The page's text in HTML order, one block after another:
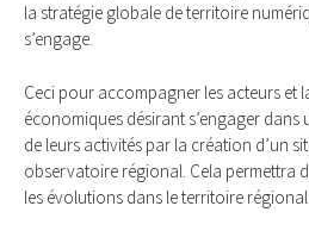
la stratégie globale de territoire
s’engage.
Ceci pour accompagner les acteurs et
économiques désirant s’engager dans
de leurs activités par la création d’un
observatoire régional. Cela permettra
les évolutions dans le territoire régional.